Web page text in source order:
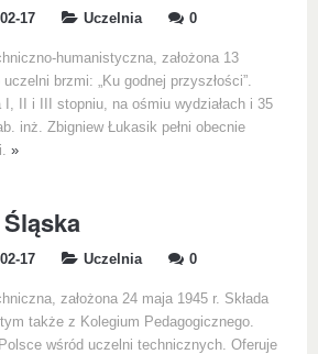
17 Uczelnia 0
humanistyczna, założona 13
brzmi: „Ku godnej przyszłości”.
I, II i III stopniu, na ośmiu wydziałach i 35
inż. Zbigniew Łukasik pełni obecnie
»
17 Uczelnia 0
założona 24 maja 1945 r. Składa
także z Kolegium Pedagogicznego.
wśród uczelni technicznych. Oferuje